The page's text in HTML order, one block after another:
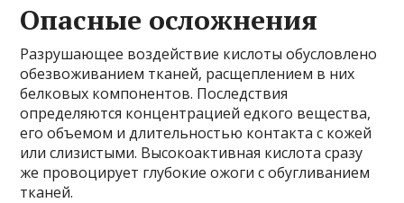
Опасные осложнения
Разрушающее воздействие кислоты обусловлено
обезвоживанием тканей, расщеплением в них
белковых компонентов. Последствия
определяются концентрацией едкого вещества,
его объемом и длительностью контакта с кожей
или слизистыми. Высокоактивная кислота сразу
же провоцирует глубокие ожоги с обугливанием
тканей.